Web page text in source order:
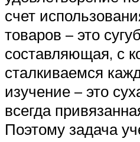
счет
товаров – это
составляющая, с
сталкиваемся
изучение – это
всегда
Поэтому задача